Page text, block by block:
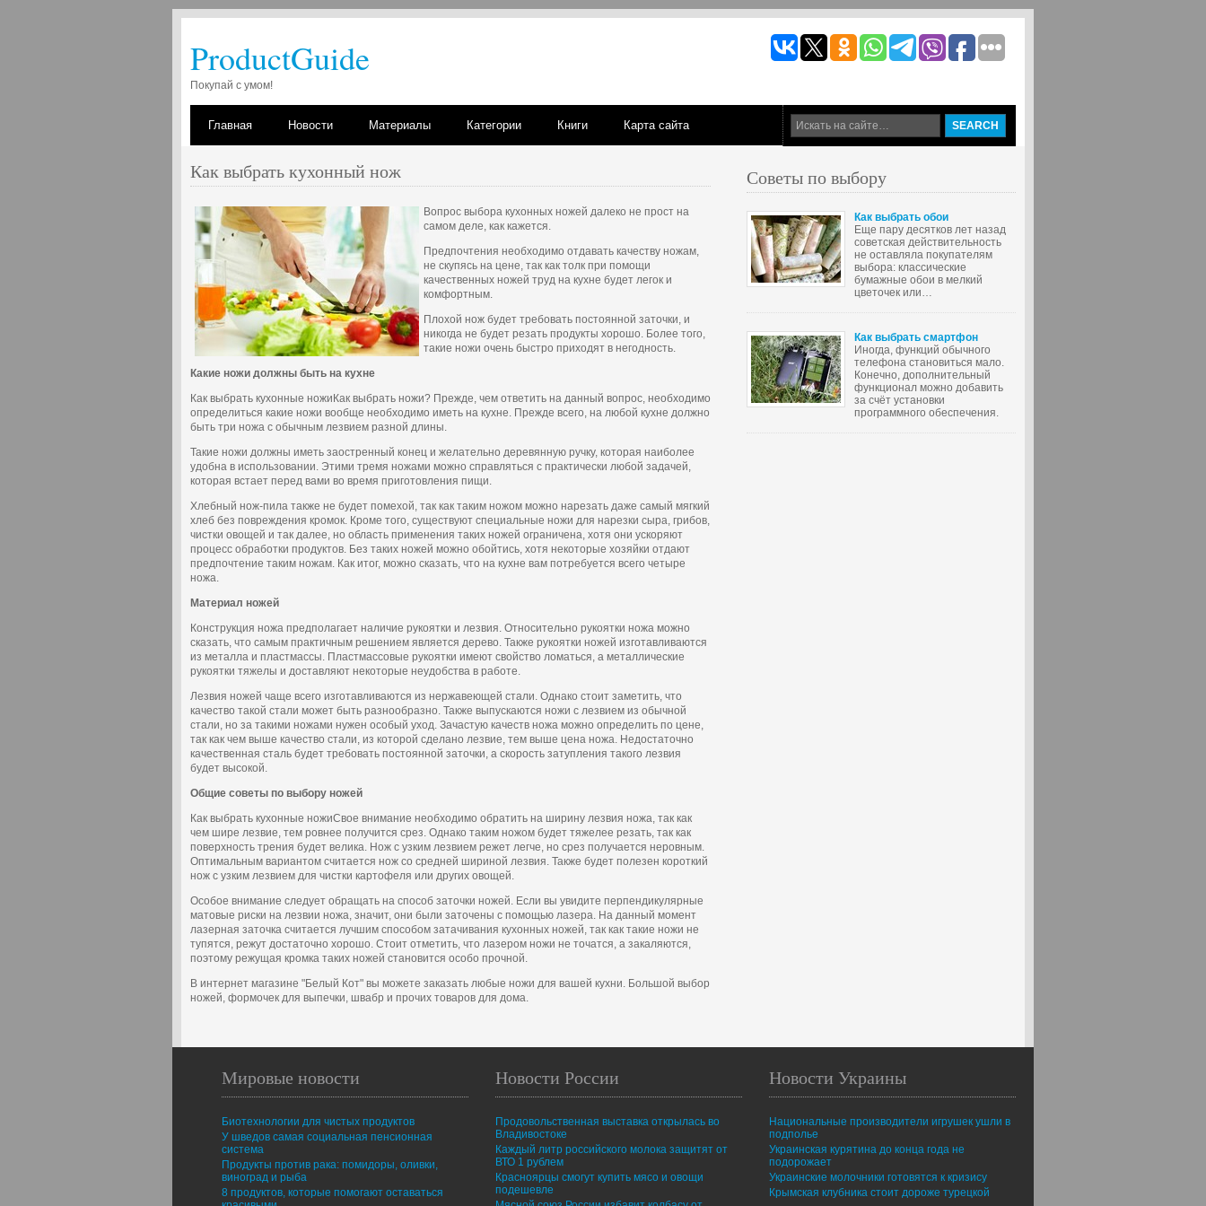
ProductGuide
Покупай с умом!
Главная Новости Материалы Категории Книги Карта сайта
Как выбрать кухонный нож
Вопрос выбора кухонных ножей далеко не прост на
самом деле, как кажется.
Предпочтения необходимо отдавать качеству ножам,
не скупясь на цене, так как толк при помощи
качественных ножей труд на кухне будет легок и
комфортным.
Плохой нож будет требовать постоянной заточки, и
никогда не будет резать продукты хорошо. Более того,
такие ножи очень быстро приходят в негодность.
Какие ножи должны быть на кухне
Как выбрать кухонные ножиКак выбрать ножи? Прежде, чем ответить на данный вопрос, необходимо
определиться какие ножи вообще необходимо иметь на кухне. Прежде всего, на любой кухне должно
быть три ножа с обычным лезвием разной длины.
Такие ножи должны иметь заостренный конец и желательно деревянную ручку, которая наиболее
удобна в использовании. Этими тремя ножами можно справляться с практически любой задачей,
которая встает перед вами во время приготовления пищи.
Хлебный нож-пила также не будет помехой, так как таким ножом можно нарезать даже самый мягкий
хлеб без повреждения кромок. Кроме того, существуют специальные ножи для нарезки сыра, грибов,
чистки овощей и так далее, но область применения таких ножей ограничена, хотя они ускоряют
процесс обработки продуктов. Без таких ножей можно обойтись, хотя некоторые хозяйки отдают
предпочтение таким ножам. Как итог, можно сказать, что на кухне вам потребуется всего четыре
ножа.
Материал ножей
Конструкция ножа предполагает наличие рукоятки и лезвия. Относительно рукоятки ножа можно
сказать, что самым практичным решением является дерево. Также рукоятки ножей изготавливаются
из металла и пластмассы. Пластмассовые рукоятки имеют свойство ломаться, а металлические
рукоятки тяжелы и доставляют некоторые неудобства в работе.
Лезвия ножей чаще всего изготавливаются из нержавеющей стали. Однако стоит заметить, что
качество такой стали может быть разнообразно. Также выпускаются ножи с лезвием из обычной
стали, но за такими ножами нужен особый уход. Зачастую качеств ножа можно определить по цене,
так как чем выше качество стали, из которой сделано лезвие, тем выше цена ножа. Недостаточно
качественная сталь будет требовать постоянной заточки, а скорость затупления такого лезвия
будет высокой.
Общие советы по выбору ножей
Как выбрать кухонные ножиСвое внимание необходимо обратить на ширину лезвия ножа, так как
чем шире лезвие, тем ровнее получится срез. Однако таким ножом будет тяжелее резать, так как
поверхность трения будет велика. Нож с узким лезвием режет легче, но срез получается неровным.
Оптимальным вариантом считается нож со средней шириной лезвия. Также будет полезен короткий
нож с узким лезвием для чистки картофеля или других овощей.
Особое внимание следует обращать на способ заточки ножей. Если вы увидите перпендикулярные
матовые риски на лезвии ножа, значит, они были заточены с помощью лазера. На данный момент
лазерная заточка считается лучшим способом затачивания кухонных ножей, так как такие ножи не
тупятся, режут достаточно хорошо. Стоит отметить, что лазером ножи не точатся, а закаляются,
поэтому режущая кромка таких ножей становится особо прочной.
В интернет магазине "Белый Кот" вы можете заказать любые ножи для вашей кухни. Большой выбор
ножей, формочек для выпечки, швабр и прочих товаров для дома.
Советы по выбору
Как выбрать обои
Еще пару десятков лет назад
советская действительность
не оставляла покупателям
выбора: классические
бумажные обои в мелкий
цветочек или…
Как выбрать смартфон
Иногда, функций обычного
телефона становиться мало.
Конечно, дополнительный
функционал можно добавить
за счёт установки
программного обеспечения.
Новости Украины
Национальные производители игрушек ушли в
подполье
Украинская курятина до конца года не
подорожает
Украинские молочники готовятся к кризису
Крымская клубника стоит дороже турецкой
Новости России
Продовольственная выставка открылась во
Владивостоке
Каждый литр российского молока защитят от
ВТО 1 рублем
Красноярцы смогут купить мясо и овощи
подешевле
Мировые новости
Биотехнологии для чистых продуктов
У шведов самая социальная пенсионная
система
Продукты против рака: помидоры, оливки,
виноград и рыба
8 продуктов, которые помогают оставаться